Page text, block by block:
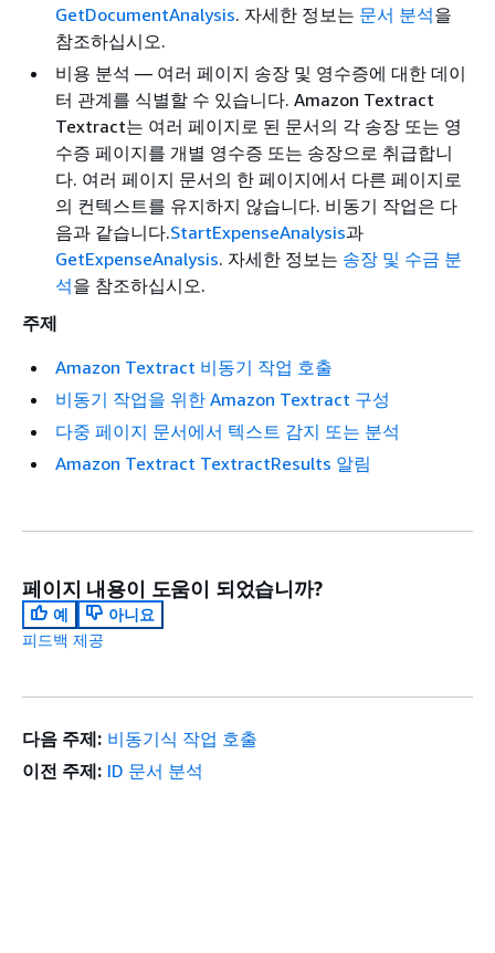
GetDocumentAnalysis. 자세한 정보는 문서 분석을
참조하십시오.
비용 분석 — 여러 페이지 송장 및 영수증에 대한 데이
터 관계를 식별할 수 있습니다. Amazon Textract
Textract는 여러 페이지로 된 문서의 각 송장 또는 영
수증 페이지를 개별 영수증 또는 송장으로 취급합니
다. 여러 페이지 문서의 한 페이지에서 다른 페이지로
의 컨텍스트를 유지하지 않습니다. 비동기 작업은 다
음과 같습니다.StartExpenseAnalysis과
GetExpenseAnalysis. 자세한 정보는 송장 및 수금 분
석을 참조하십시오.
주제
Amazon Textract 비동기 작업 호출
비동기 작업을 위한 Amazon Textract 구성
다중 페이지 문서에서 텍스트 감지 또는 분석
Amazon Textract TextractResults 알림
페이지 내용이 도움이 되었습니까?
예
아니요
피드백 제공
다음 주제: 비동기식 작업 호출
이전 주제: ID 문서 분석